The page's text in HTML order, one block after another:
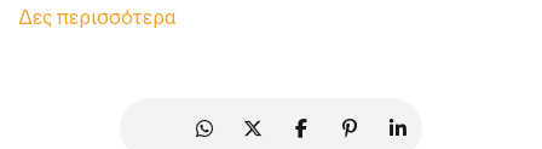
Δες περισσότερα